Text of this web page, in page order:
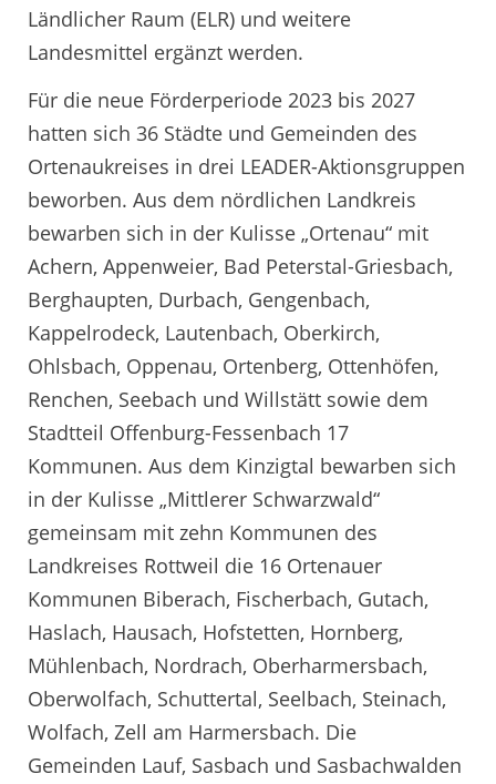
Ländlicher Raum (ELR) und weitere
Landesmittel ergänzt werden.
Für die neue Förderperiode 2023 bis 2027
hatten sich 36 Städte und Gemeinden des
Ortenaukreises in drei LEADER-Aktionsgruppen
beworben. Aus dem nördlichen Landkreis
bewarben sich in der Kulisse „Ortenau“ mit
Achern, Appenweier, Bad Peterstal-Griesbach,
Berghaupten, Durbach, Gengenbach,
Kappelrodeck, Lautenbach, Oberkirch,
Ohlsbach, Oppenau, Ortenberg, Ottenhöfen,
Renchen, Seebach und Willstätt sowie dem
Stadtteil Offenburg-Fessenbach 17
Kommunen. Aus dem Kinzigtal bewarben sich
in der Kulisse „Mittlerer Schwarzwald“
gemeinsam mit zehn Kommunen des
Landkreises Rottweil die 16 Ortenauer
Kommunen Biberach, Fischerbach, Gutach,
Haslach, Hausach, Hofstetten, Hornberg,
Mühlenbach, Nordrach, Oberharmersbach,
Oberwolfach, Schuttertal, Seelbach, Steinach,
Wolfach, Zell am Harmersbach. Die
Gemeinden Lauf, Sasbach und Sasbachwalden